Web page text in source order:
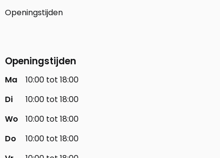
Openingstijden
Openingstijden
Ma
10:00 tot 18:00
Di
10:00 tot 18:00
Wo
10:00 tot 18:00
Do
10:00 tot 18:00